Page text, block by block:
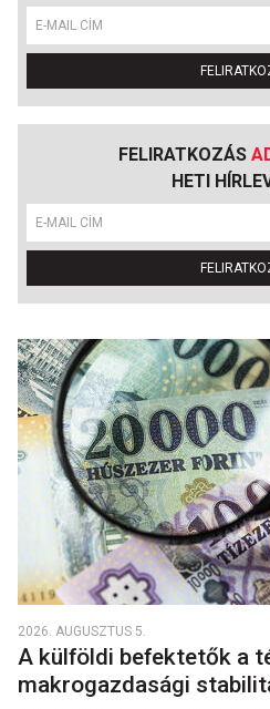
FELIRATKOZÁS
HETI
2026. AUGUSZTUS 5.
A külföldi befektetők a
makrogazdasági